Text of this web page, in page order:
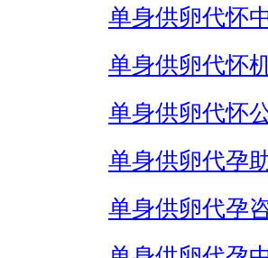
单身供卵代怀
单身供卵代怀
单身供卵代怀
单身供卵代孕
单身供卵代孕